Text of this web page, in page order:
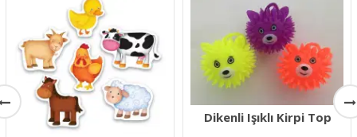
Dikenli Işıklı Kirpi Top